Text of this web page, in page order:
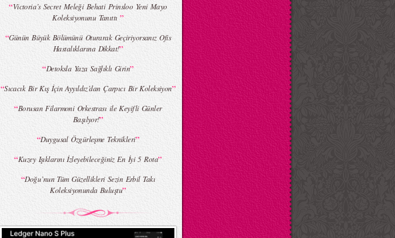
“Victoria’s Secret Meleği Behati Prinsloo Yeni Mayo
Koleksiyonunu Tanıttı”
“Günün Büyük Bölümünü Oturarak Geçiriyorsanız Ofis
Hastalıklarına Dikkat!”
“Detoksla Yaza Sağlıklı Girin”
“Sıcacık Bir Kış İçin Ayyıldız’dan Çarpıcı Bir Koleksiyon”
“Borusan Filarmoni Orkestrası ile Keyifli Günler
Başılyor!”
“Duygusal Özgürleşme Teknikleri”
“Kuzey Işıklarını İzleyebileceğiniz En İyi 5 Rota”
“Doğu’nun Tüm Güzellikleri Sezin Erbil Takı
Koleksiyonunda Buluştu”